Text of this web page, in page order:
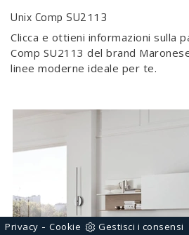
Privacy - Cookie Gestisci i consensi
Unix Comp SU2113
Clicca e ottieni informazioni sulla
Comp SU2113 del brand
linee moderne ideale per te.